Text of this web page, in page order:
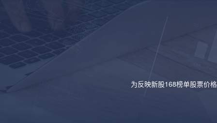
为反映新股168榜单股票价